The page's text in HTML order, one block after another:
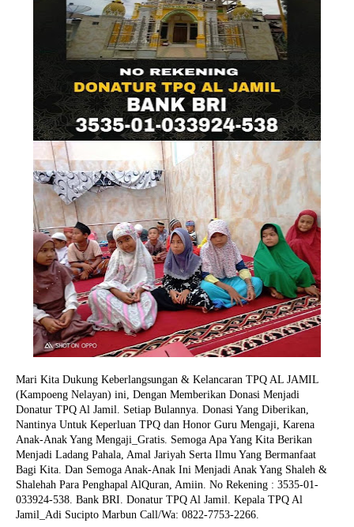
Mari Kita Dukung Keberlangsungan & Kelancaran TPQ AL JAMIL
(Kampoeng Nelayan) ini, Dengan Memberikan Donasi Menjadi
Donatur TPQ Al Jamil. Setiap Bulannya. Donasi Yang Diberikan,
Nantinya Untuk Keperluan TPQ dan Honor Guru Mengaji, Karena
Anak-Anak Yang Mengaji_Gratis. Semoga Apa Yang Kita Berikan
Menjadi Ladang Pahala, Amal Jariyah Serta Ilmu Yang Bermanfaat
Bagi Kita. Dan Semoga Anak-Anak Ini Menjadi Anak Yang Shaleh &
Shalehah Para Penghapal AlQuran, Amiin. No Rekening : 3535-01-
033924-538. Bank BRI. Donatur TPQ Al Jamil. Kepala TPQ Al
Jamil_Adi Sucipto Marbun Call/Wa: 0822-7753-2266.